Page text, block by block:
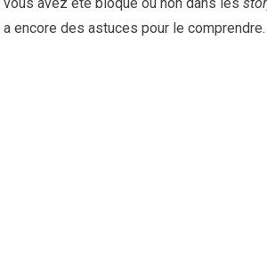
a encore des astuces pour le comprendre.